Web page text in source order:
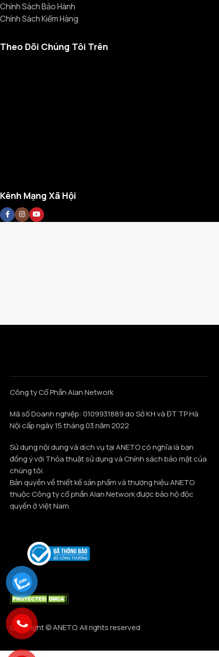
Chính Sách Bảo Hành
Chính Sách Kiểm Hàng
Theo Dõi Chúng Tôi Trên
Kênh Mạng Xã Hội
Công ty Cổ Phần Alan Network
Mã số Doanh nghiệp: 0109931889 do Sở KH và ĐT TP Hà
Nội cấp ngày 15 tháng 03 năm 2022
Sử dụng nội dung và dịch vụ tại ANETO có nghĩa là bạn
đồng ý với Thỏa thuật sử dụng và Chính sách bảo mật của
chúng tôi.
Bản quyền về thiết kế sản phẩm và thương hiệu ANETO
thuộc Công ty cổ phần Alan Network được bảo hộ độc
quyền ở Việt Nam.
Copyright © ANETO. All rights reserved